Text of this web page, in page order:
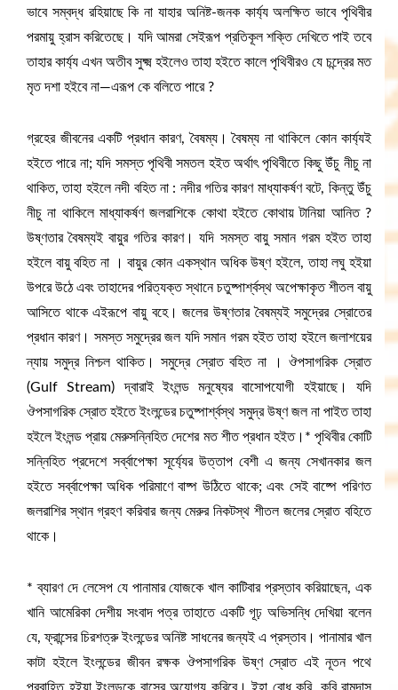
ভাবে সম্বদ্ধ রহিয়াছে কি না যাহার অনিষ্ট-জনক কাৰ্য্য অলক্ষিত ভাবে পৃথিবীর
পরমায়ু হ্রাস করিতেছে। যদি আমরা সেইরূপ প্রতিকূল শক্তি দেখিতে পাই তবে
তাহার কার্য্য এখন অতীব সুক্ষ্ম হইলেও তাহা হইতে কালে পৃথিবীরও যে চন্দ্রের মত
মৃত দশা হইবে না—এরূপ কে বলিতে পারে ?
গ্রহের জীবনের একটি প্রধান কারণ, বৈষম্য। বৈষম্য না থাকিলে কোন কার্য্যই
হইতে পারে না; যদি সমস্ত পৃথিবী সমতল হইত অর্থাৎ পৃথিবীতে কিছু উঁচু নীচু না
থাকিত, তাহা হইলে নদী বহিত না : নদীর গতির কারণ মাধ্যাকর্ষণ বটে, কিন্তু উঁচু
নীচু না থাকিলে মাধ্যাকর্ষণ জলরাশিকে কোথা হইতে কোথায় টানিয়া আনিত ?
উষ্ণতার বৈষম্যই বায়ুর গতির কারণ। যদি সমস্ত বায়ু সমান গরম হইত তাহা
হইলে বায়ু বহিত না । বায়ুর কোন একস্থান অধিক উষ্ণ হইলে, তাহা লঘু হইয়া
উপরে উঠে এবং তাহাদের পরিত্যক্ত স্থানে চতুষ্পার্শ্বস্থ অপেক্ষাকৃত শীতল বায়ু
আসিতে থাকে এইরূপে বায়ু বহে। জলের উষ্ণতার বৈষম্যই সমুদ্রের স্রোতের
প্রধান কারণ। সমস্ত সমুদ্রের জল যদি সমান গরম হইত তাহা হইলে জলাশয়ের
ন্যায় সমুদ্র নিশ্চল থাকিত। সমুদ্রে স্রোত বহিত না । ঔপসাগরিক স্রোত
(Gulf Stream) দ্বারাই ইংলন্ড মনুষ্যের বাসোপযোগী হইয়াছে। যদি
ঔপসাগরিক স্রোত হইতে ইংলন্ডের চতুষ্পার্শ্বস্থ সমুদ্র উষ্ণ জল না পাইত তাহা
হইলে ইংলন্ড প্রায় মেরুসন্নিহিত দেশের মত শীত প্রধান হইত।* পৃথিবীর কোটি
সন্নিহিত প্রদেশে সর্ব্বাপেক্ষা সূর্য্যের উত্তাপ বেশী এ জন্য সেখানকার জল
হইতে সর্ব্বাপেক্ষা অধিক পরিমাণে বাষ্প উঠিতে থাকে; এবং সেই বাষ্পে পরিণত
জলরাশির স্থান গ্রহণ করিবার জন্য মেরুর নিকটস্থ শীতল জলের স্রোত বহিতে
থাকে।
* ব্যারণ দে লেসেপ যে পানামার যোজকে খাল কাটিবার প্রস্তাব করিয়াছেন, এক
খানি আমেরিকা দেশীয় সংবাদ পত্র তাহাতে একটি গূঢ় অভিসন্ধি দেখিয়া বলেন
যে, ফ্রান্সের চিরশত্রু ইংলন্ডের অনিষ্ট সাধনের জন্যই এ প্রস্তাব। পানামার খাল
কাটা হইলে ইংলন্ডের জীবন রক্ষক ঔপসাগরিক উষ্ণ স্রোত এই নূতন পথে